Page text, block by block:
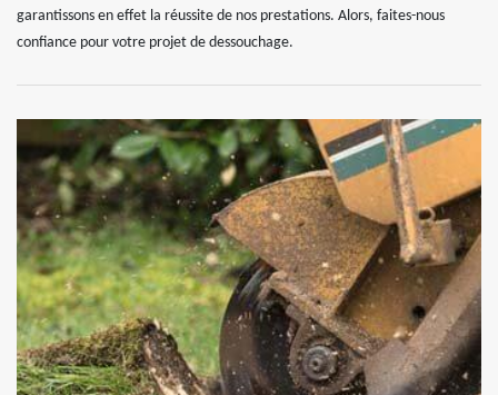
garantissons en effet la réussite de nos prestations. Alors, faites-nous
confiance pour votre projet de dessouchage.